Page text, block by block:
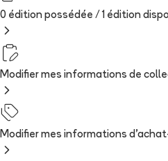
0 édition possédée / 1 édition
Modifier mes informations de
Modifier mes informations